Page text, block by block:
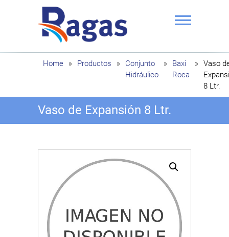
Ragas
Home » Productos »
Conjunto
Hidráulico
»
Baxi
Roca
»
Vaso
8 Ltr.
Vaso de Expansión 8 Ltr.